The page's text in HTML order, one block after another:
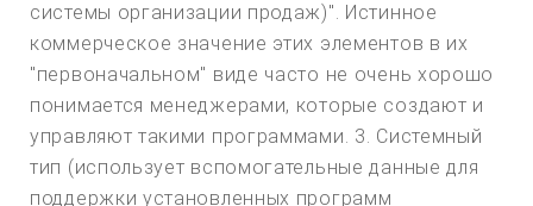
системы организации продаж)". Истинное
коммерческое значение этих элементов в их
"первоначальном" виде часто не очень хорошо
понимается менеджерами, которые создают и
управляют такими программами. 3. Системный
тип (использует вспомогательные данные для
поддержки установленных программ